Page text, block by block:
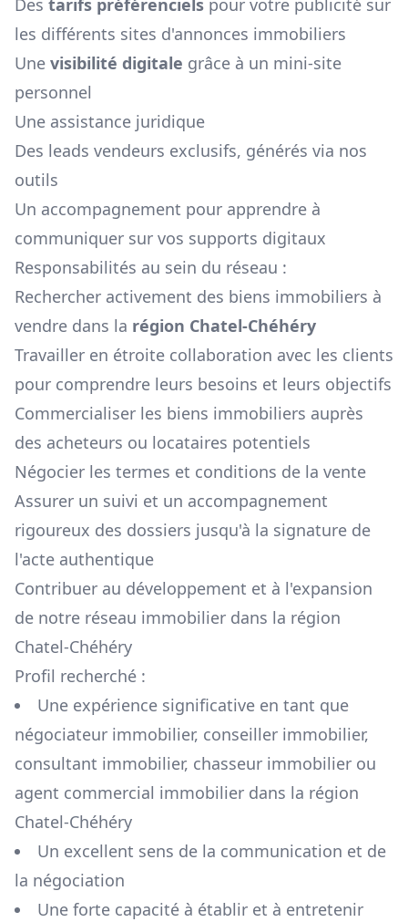
Des tarifs préférenciels pour votre publicité sur
les différents sites d'annonces immobiliers
Une visibilité digitale grâce à un mini-site
personnel
Une assistance juridique
Des leads vendeurs exclusifs, générés via nos
outils
Un accompagnement pour apprendre à
communiquer sur vos supports digitaux
Responsabilités au sein du réseau :
Rechercher activement des biens immobiliers à
vendre dans la région Chatel-Chéhéry
Travailler en étroite collaboration avec les clients
pour comprendre leurs besoins et leurs objectifs
Commercialiser les biens immobiliers auprès
des acheteurs ou locataires potentiels
Négocier les termes et conditions de la vente
Assurer un suivi et un accompagnement
rigoureux des dossiers jusqu'à la signature de
l'acte authentique
Contribuer au développement et à l'expansion
de notre réseau immobilier dans la région
Chatel-Chéhéry
Profil recherché :
Une expérience significative en tant que
négociateur immobilier, conseiller immobilier,
consultant immobilier, chasseur immobilier ou
agent commercial immobilier dans la région
Chatel-Chéhéry
Un excellent sens de la communication et de
la négociation
Une forte capacité à établir et à entretenir